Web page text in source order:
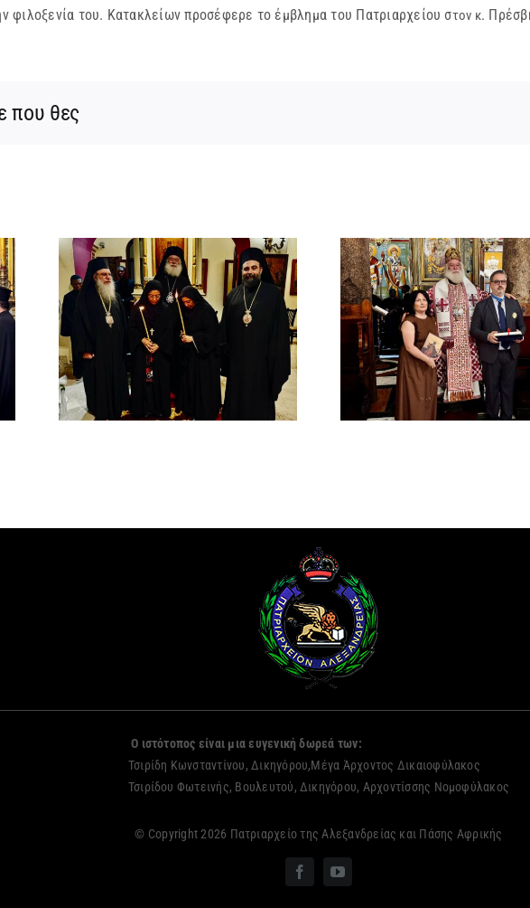
φιλοξενία του. Κατακλείων προσέφερε το έμβλημα του Πατριαρχείου στον κ.
που θες
Νέος Αρχιμανδρίτης
και Πατριαρχική Τιμή
στον Γενικό Πρόξενο
Αλεξανδρείας
Νέος
Ο ιστότοπος είναι μια ευγενική δωρεά των:
Τσιρίδη Κωνσταντίνου, Δικηγόρου,Μέγα Άρχοντος Δικαιοφύλακος
Τσιρίδου Φωτεινής, Βουλευτού, Δικηγόρου, Αρχοντίσσης Νομοφύλακος
© Copyright 2026 Πατριαρχείο της Αλεξανδρείας και Πάσης Αφρικής